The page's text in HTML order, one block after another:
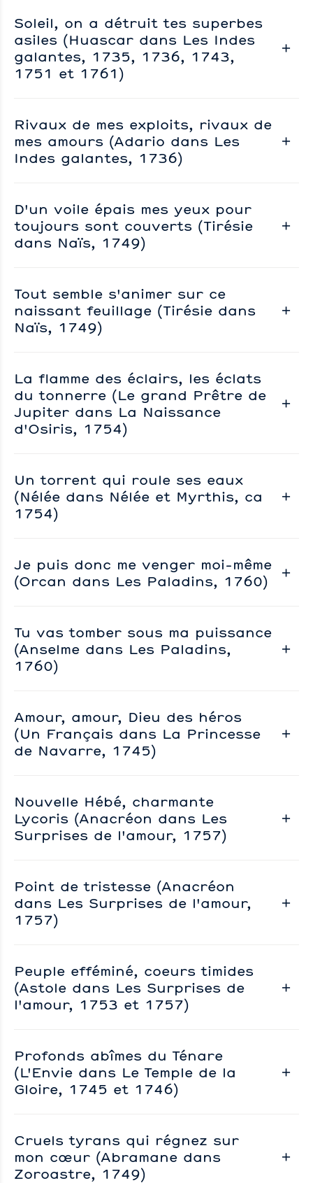
Soleil, on a détruit tes superbes
asiles (Huascar dans Les Indes
galantes, 1735, 1736, 1743,
1751 et 1761)
Rivaux de mes exploits, rivaux de
mes amours (Adario dans Les
Indes galantes, 1736)
D'un voile épais mes yeux pour
toujours sont couverts (Tirésie
dans Naïs, 1749)
Tout semble s'animer sur ce
naissant feuillage (Tirésie dans
Naïs, 1749)
La flamme des éclairs, les éclats
du tonnerre (Le grand Prêtre de
Jupiter dans La Naissance
d'Osiris, 1754)
Un torrent qui roule ses eaux
(Nélée dans Nélée et Myrthis, ca
1754)
Je puis donc me venger moi-même
(Orcan dans Les Paladins, 1760)
Tu vas tomber sous ma puissance
(Anselme dans Les Paladins,
1760)
Amour, amour, Dieu des héros
(Un Français dans La Princesse
de Navarre, 1745)
Nouvelle Hébé, charmante
Lycoris (Anacréon dans Les
Surprises de l'amour, 1757)
Point de tristesse (Anacréon
dans Les Surprises de l'amour,
1757)
Peuple efféminé, coeurs timides
(Astole dans Les Surprises de
l'amour, 1753 et 1757)
Profonds abîmes du Ténare
(L'Envie dans Le Temple de la
Gloire, 1745 et 1746)
Cruels tyrans qui régnez sur
mon cœur (Abramane dans
Zoroastre, 1749)